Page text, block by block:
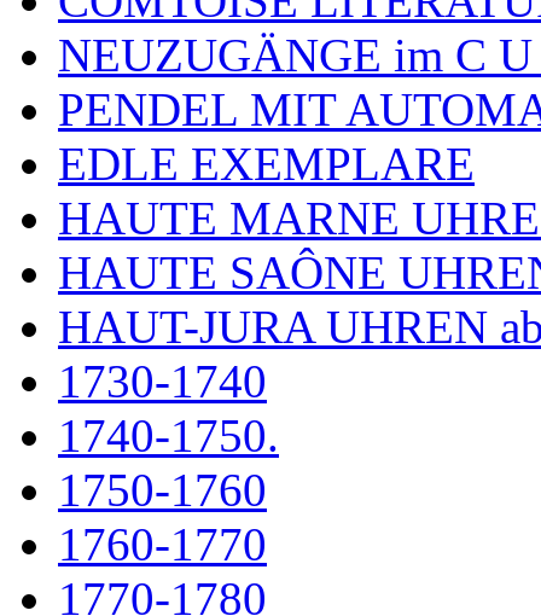
NEUZUGÄNGE im C
PENDEL MIT
EDLE EXEMPLARE
HAUTE MARNE
HAUTE SAÔNE
HAUT-JURA UHREN
1730-1740
1740-1750.
1750-1760
1760-1770
1770-1780